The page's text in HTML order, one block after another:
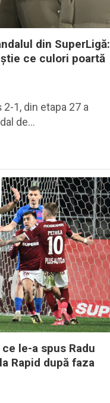
din SuperLigă:
ce culori poartă
1, din etapa 27 a
de…
le-a spus Radu
Rapid după faza